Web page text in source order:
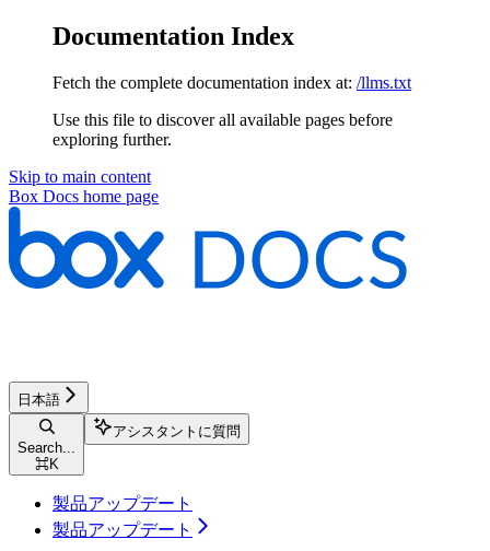
Documentation Index
Fetch the complete documentation index at: /llms.txt
Use this file to discover all available pages before
exploring further.
Skip to main content
Box Docs home page
日本語
Search...
⌘K
アシスタントに質問
製品アップデート
製品アップデート